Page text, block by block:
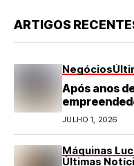
ARTIGOS
Negócios
Após anos
turismo em
JULHO 1, 2026
Máquinas
Últimas